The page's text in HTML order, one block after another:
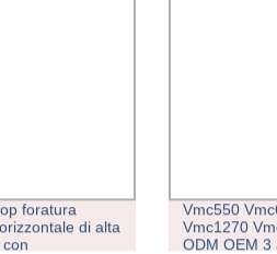
foratura
di alta
Vmc550
Vmc1270
ODM OEM 3